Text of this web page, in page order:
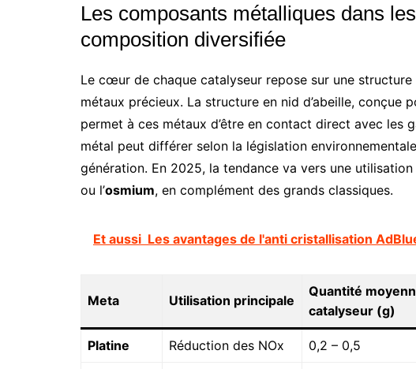
Les composants métalliques dans
composition diversifiée
Le cœur de chaque catalyseur repose sur une
métaux précieux. La structure en nid d’abeille, conçue
permet à ces métaux d’être en contact direct avec les
métal peut différer selon la législation
génération. En 2025, la tendance va vers une
ou l’osmium, en complément des grands classiques.
Et aussi Les avantages de l'anti cristallisation
Meta Utilisation principale
Quantité
catalyseur (g)
Platine Réduction des NOx 0,2 – 0,5